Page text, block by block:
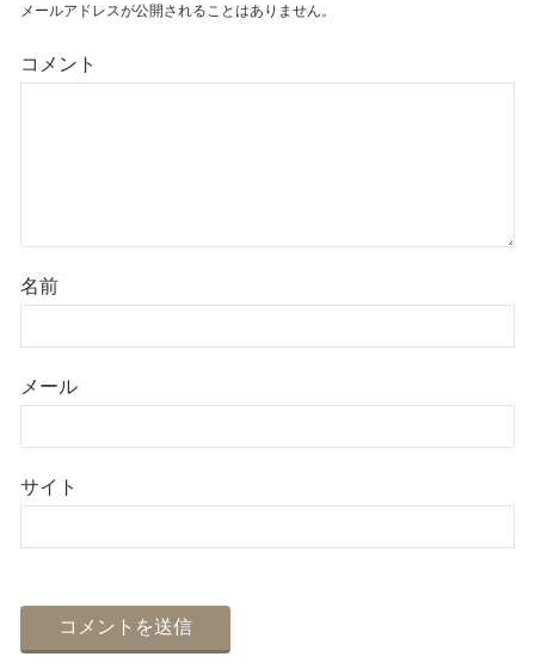
メールアドレスが公開されることはありません。
コメント
名前
メール
サイト